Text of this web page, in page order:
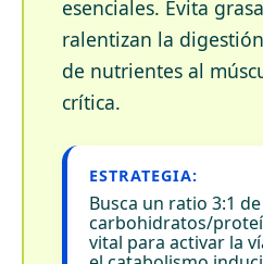
esenciales. Evita
ralentizan la
de nutrientes al
crítica.
ESTRATEGIA:
Busca un ratio 3:1 de
carbohidratos/
vital para activar la